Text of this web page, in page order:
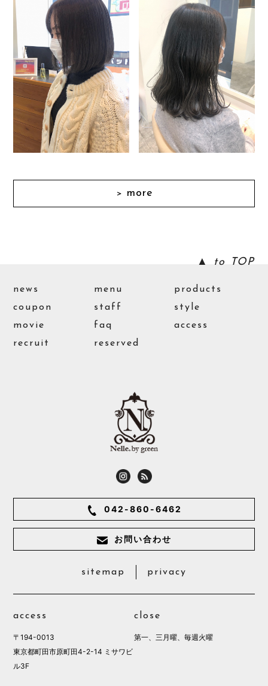
＞ more
▲ to TOP
news menu
products
coupon
staff
style
movie
faq
access
recruit
reserved
042-860-6462
お問い合わせ
sitemap privacy
access
〒194-0013
東京都町田市原町田4-2-14 ミサワビ
ル3F
close
第一、三月曜、毎週火曜